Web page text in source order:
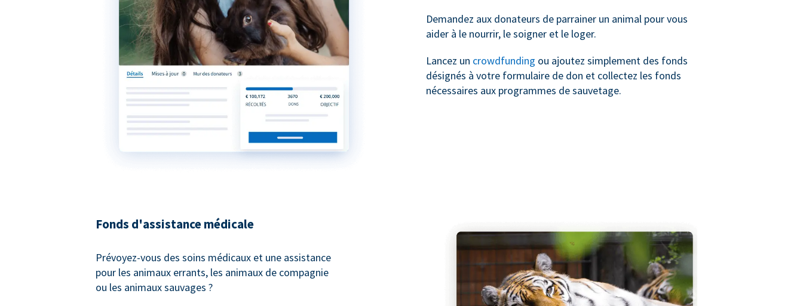
Demandez aux donateurs de parrainer un animal pour vous
aider à le nourrir, le soigner et le loger.
Lancez un crowdfunding ou ajoutez simplement des fonds
désignés à votre formulaire de don et collectez les fonds
nécessaires aux programmes de sauvetage.
Fonds d'assistance médicale
Prévoyez-vous des soins médicaux et une assistance
pour les animaux errants, les animaux de compagnie
ou les animaux sauvages ?